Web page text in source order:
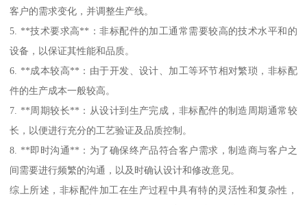
客户的需求变化，并调整生产线。
5. **技术要求高**：非标配件的加工通常需要较高的技术水平和的
设备，以保证其性能和品质。
6. **成本较高**：由于开发、设计、加工等环节相对繁琐，非标配
件的生产成本一般较高。
7. **周期较长**：从设计到生产完成，非标配件的制造周期通常较
长，以便进行充分的工艺验证及品质控制。
8. **即时沟通**：为了确保终产品符合客户需求，制造商与客户之
间需要进行频繁的沟通，以及时确认设计和修改意见。
综上所述，非标配件加工在生产过程中具有特的灵活性和复杂性，